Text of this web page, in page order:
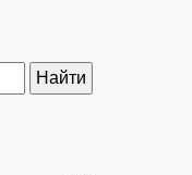
Найти